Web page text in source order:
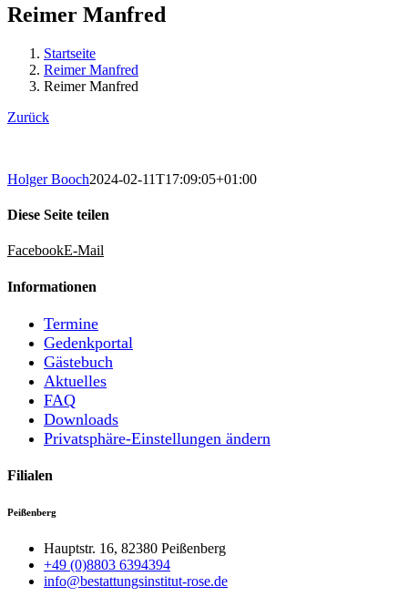
Reimer Manfred
Startseite
Reimer Manfred
Reimer Manfred
Zurück
Holger Booch2024-02-11T17:09:05+01:00
Diese Seite teilen
FacebookE-Mail
Informationen
Termine
Gedenkportal
Gästebuch
Aktuelles
FAQ
Downloads
Privatsphäre-Einstellungen ändern
Filialen
Peißenberg
Hauptstr. 16, 82380 Peißenberg
+49 (0)8803 6394394
info@bestattungsinstitut-rose.de